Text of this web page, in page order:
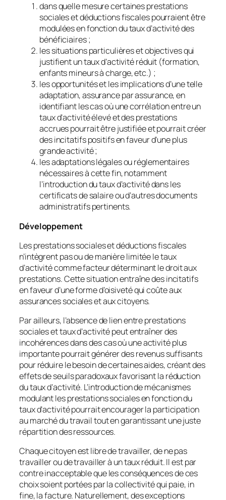
dans quelle mesure certaines prestations
sociales et déductions fiscales pourraient être
modulées en fonction du taux d’activité des
bénéficiaires ;
les situations particulières et objectives qui
justifient un taux d’activité réduit (formation,
enfants mineurs à charge, etc.) ;
les opportunités et les implications d’une telle
adaptation, assurance par assurance, en
identifiant les cas où une corrélation entre un
taux d’activité élevé et des prestations
accrues pourrait être justifiée et pourrait créer
des incitatifs positifs en faveur d’une plus
grande activité ;
les adaptations légales ou réglementaires
nécessaires à cette fin, notamment
l’introduction du taux d’activité dans les
certificats de salaire ou d’autres documents
administratifs pertinents.
Développement
Les prestations sociales et déductions fiscales
n’intègrent pas ou de manière limitée le taux
d’activité comme facteur déterminant le droit aux
prestations. Cette situation entraîne des incitatifs
en faveur d’une forme d’oisiveté qui coûte aux
assurances sociales et aux citoyens.
Par ailleurs, l’absence de lien entre prestations
sociales et taux d’activité peut entraîner des
incohérences dans des cas où une activité plus
importante pourrait générer des revenus suffisants
pour réduire le besoin de certaines aides, créant des
effets de seuils paradoxaux favorisant la réduction
du taux d’activité. L’introduction de mécanismes
modulant les prestations sociales en fonction du
taux d’activité pourrait encourager la participation
au marché du travail tout en garantissant une juste
répartition des ressources.
Chaque citoyen est libre de travailler, de ne pas
travailler ou de travailler à un taux réduit. Il est par
contre inacceptable que les conséquences de ces
choix soient portées par la collectivité qui paie, in
fine, la facture. Naturellement, des exceptions